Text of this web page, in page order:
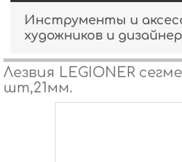
Инструменты и
художников и
Лезвия LEGIONER
шт,21мм.